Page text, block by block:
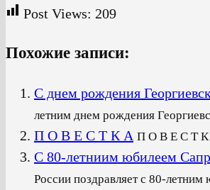
Post Views: 209
Похожие записи:
С днем рождения
летним днем рождения
П О В Е С Т К А П О В Е С Т К
С 80-летниим юбилеем
России поздравляет с 80-